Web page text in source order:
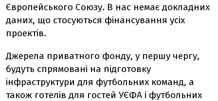
Європейського Союзу. В нас немає докладних
даних, що стосуються фінансування усіх
проектів.
Джерела приватного фонду, у першу чергу,
будуть спрямовані на підготовку
інфраструктури для футбольних команд, а
також готелів для гостей УЄФА і футбольних